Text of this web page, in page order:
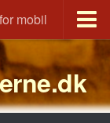
mobil